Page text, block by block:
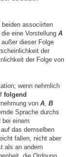
associirten
eine Vorstellung A
außer dieser Folge
der
der Folge von
wenn nehmlich
folgend
von A, B
Sprache durchs
bei einem
das demselben
fallen, nicht aber
als an andern